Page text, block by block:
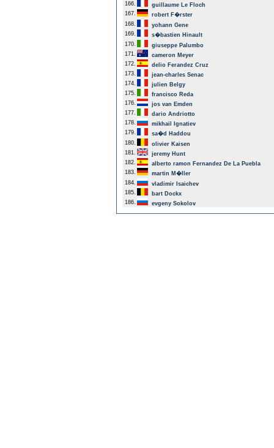
166.
guillaume Le Floch
167.
robert F�rster
168.
yohann Gene
169.
s�bastien Hinault
170.
giuseppe Palumbo
171.
cameron Meyer
172.
delio Ferandez Cruz
173.
jean-charles Senac
174.
julien Belgy
175.
francisco Reda
176.
jos van Emden
177.
dario Andriotto
178.
mikhail Ignatiev
179.
sa�d Haddou
180.
olivier Kaisen
181.
jeremy Hunt
182.
alberto ramon Fernandez De La Puebla
183.
martin M�ller
184.
vladimir Isaichev
185.
bart Dockx
186.
evgeny Sokolov